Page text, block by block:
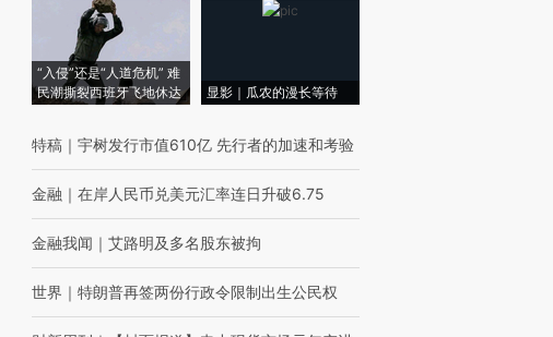
“入侵”还是“人道危机” 难
民潮撕裂西班牙飞地休达
显影｜瓜农的漫长等待
特稿 ｜ 宇树发行市值610亿 先行者的加速和考验
金融 ｜ 在岸人民币兑美元汇率连日升破6.75
金融我闻 ｜ 艾路明及多名股东被拘
世界 ｜ 特朗普再签两份行政令限制出生公民权